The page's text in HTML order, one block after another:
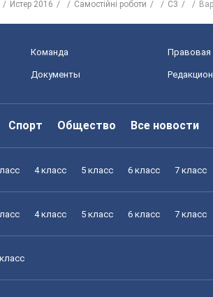
Истер 2016 Самостійні роботи С3
Команда Правовая
Документы
Спорт Общество Все новости
4 класс 5 класс 6 класс 7 класс
4 класс 5 класс 6 класс 7 класс